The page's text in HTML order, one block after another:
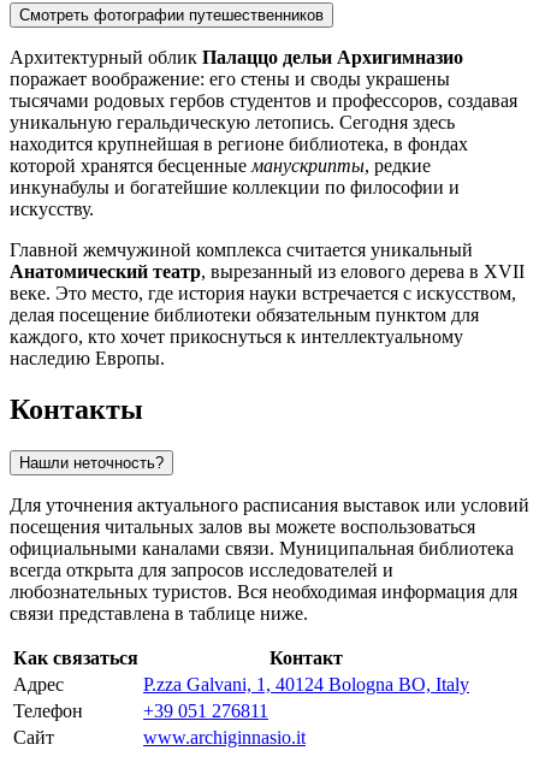
Смотреть фотографии путешественников
Архитектурный облик Палаццо дельи Архигимназио
поражает воображение: его стены и своды украшены
тысячами родовых гербов студентов и профессоров, создавая
уникальную геральдическую летопись. Сегодня здесь
находится крупнейшая в регионе библиотека, в фондах
которой хранятся бесценные манускрипты, редкие
инкунабулы и богатейшие коллекции по философии и
искусству.
Главной жемчужиной комплекса считается уникальный
Анатомический театр, вырезанный из елового дерева в XVII
веке. Это место, где история науки встречается с искусством,
делая посещение библиотеки обязательным пунктом для
каждого, кто хочет прикоснуться к интеллектуальному
наследию Европы.
Контакты
Нашли неточность?
Для уточнения актуального расписания выставок или условий
посещения читальных залов вы можете воспользоваться
официальными каналами связи. Муниципальная библиотека
всегда открыта для запросов исследователей и
любознательных туристов. Вся необходимая информация для
связи представлена в таблице ниже.
Как связаться
Контакт
Адрес
P.zza Galvani, 1, 40124 Bologna BO, Italy
Телефон
+39 051 276811
Сайт
www.archiginnasio.it